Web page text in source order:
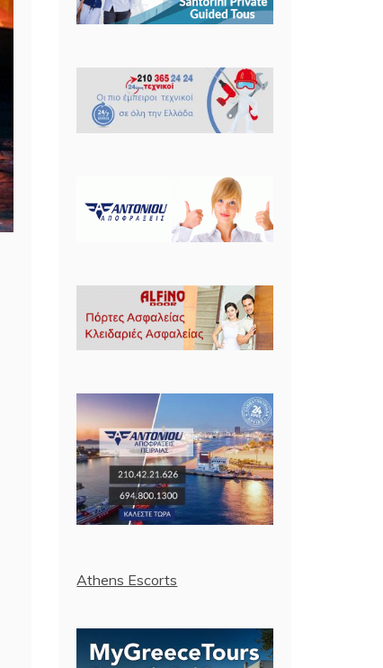
Athens Escorts